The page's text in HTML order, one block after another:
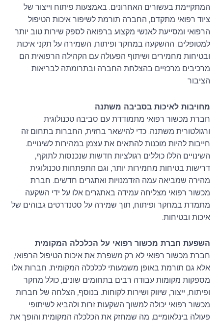
המתקיימת בעשורים האחרונים. באמצעות פיתוח וייצור של
ציוד רפואי מתקדם, החברה תורמת לשיפור איכות הטיפול
הרפואי ומסייעת לאנשי מקצוע ברפואה לספק שירות טוב יותר
למטופלים. ההשקעה במחקר ופיתוח, השמירה על תקני איכות
ובטיחות מחמירים ושיתוף הפעולה עם הקהילה הרפואית הם
מרכיבים מרכזיים בהצלחת החברה ובתרומתה לבריאות
הציבור
מחויבות לאיכות בסביבה משתנה
חברת מכשור רפואי מתמודדת עם סביבה טכנולוגית
ורגולטורית משתנה. כדי להישאר בחזית, החברות בתחום זה
חייבות להיות מוכנות להתאים את עצמן במהירות לשינויים.
השינויים הללו כוללים רגולציות חדשות שנכנסות לתוקף,
דרישות בטיחות מחמירות יותר, וגם התפתחות טכנולוגית
מהירה שמביאה עמה הזדמנויות ואתגרים חדשים. חברת
מכשור רפואי מצליחה עמידה באתגרים אלו על ידי השקעה
מתמדת במחקר ופיתוח, תוך שמירה על סטנדרטים גבוהים של
איכות ובטיחות.
השפעת חברת מכשור רפואי על הכלכלה המקומית
חברת מכשור רפואי לא רק משפרת את איכות הטיפול הרפואי,
אלא גם תורמת באופן משמעותי לכלכלה המקומית. חברות אלו
מספקות מקומות עבודה רבים בתחומים שונים, כולל מחקר
ופיתוח, ייצור, שיווק ושירות לקוחות. בנוסף, הצלחה של חברות
מכשור רפואי יכולה למשוך השקעות זרות ולהביא לשיתופי
פעולה בינלאומיים, מה שמחזק את הכלכלה המקומית והופך את